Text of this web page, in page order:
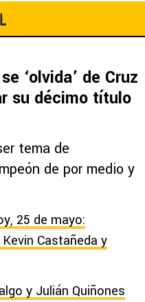
‘olvida’ de Cruz
su décimo título
tema de
de por medio y
25 de mayo:
Castañeda y
y Julián Quiñones